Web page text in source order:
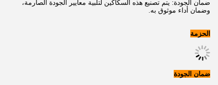
ضمان الجودة: يتم تصنيع هذه السكاكين لتلبية معايير الجودة الصارمة،
وضمان أداء موثوق به.
الحزمة
ضمان الجودة